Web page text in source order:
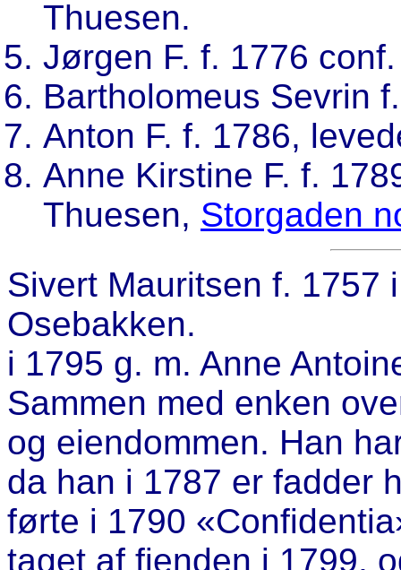
Thuesen.
Jørgen F. f. 1776
Bartholomeus Sevrin
Anton F. f. 1786,
Anne Kirstine F. f.
Thuesen, Storgaden
Sivert Mauritsen f. 1757
Osebakken.
i 1795 g. m. Anne
Sammen med enken
og eiendommen. Han
da han i 1787 er fadder
førte i 1790
taget af fienden i 1799,